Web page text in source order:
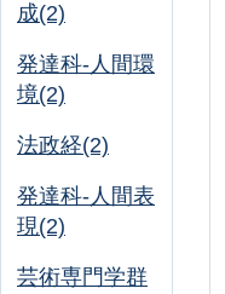
成(2)
発達科-人間環
境(2)
法政経(2)
発達科-人間表
現(2)
芸術専門学群